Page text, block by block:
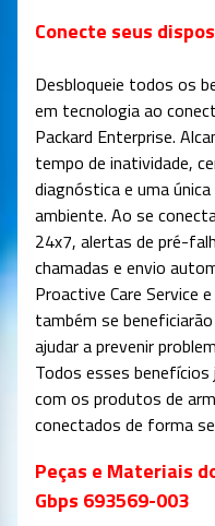
Conecte seus
Desbloqueie todos os
em tecnologia ao
Packard Enterprise.
tempo de inatividade,
diagnóstica e uma
ambiente. Ao se
24x7, alertas de pré-
chamadas e envio
Proactive Care Service
também se
ajudar a prevenir
Todos esses
com os produtos de
conectados de forma
Peças e Materiais
Gbps 693569-003